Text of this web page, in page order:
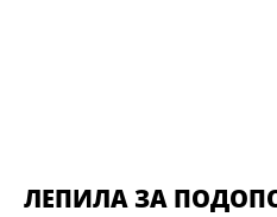
ЛЕПИЛА ЗА